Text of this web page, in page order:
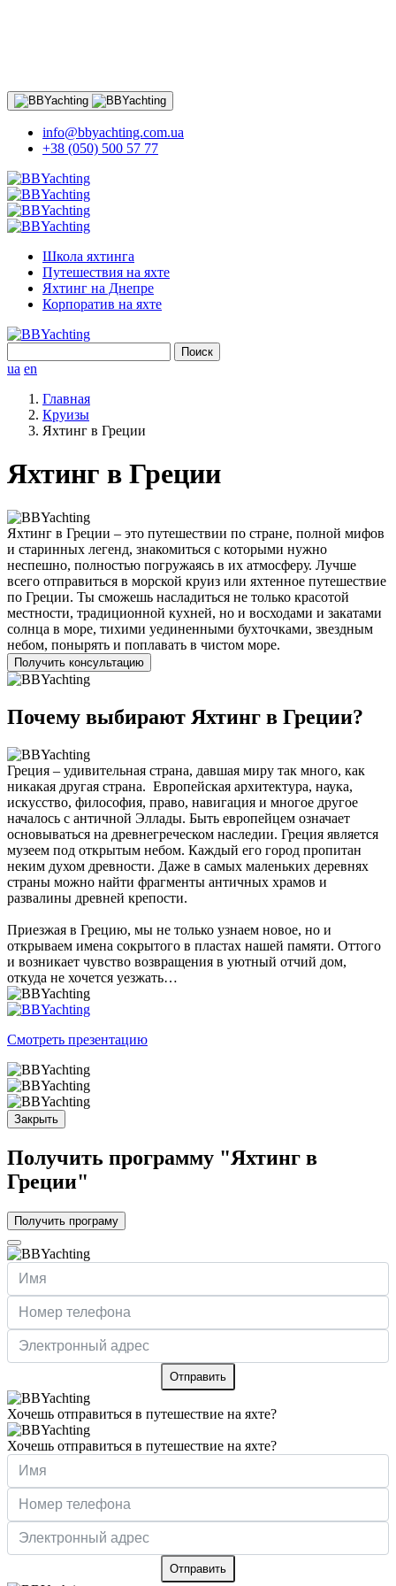
info@bbyachting.com.ua
+38 (050) 500 57 77
Школа яхтинга
Путешествия на яхте
Яхтинг на Днепре
Корпоратив на яхте
ua en
Главная
Круизы
Яхтинг в Греции
Яхтинг в Греции
Яхтинг в Греции – это путешествии по стране, полной мифов
и старинных легенд, знакомиться с которыми нужно
неспешно, полностью погружаясь в их атмосферу. Лучше
всего отправиться в морской круиз или яхтенное путешествие
по Греции. Ты сможешь насладиться не только красотой
местности, традиционной кухней, но и восходами и закатами
солнца в море, тихими уединенными бухточками, звездным
небом, понырять и поплавать в чистом море.
Получить консультацию
Почему выбирают Яхтинг в Греции?
Греция – удивительная страна, давшая миру так много, как
никакая другая страна. Европейская архитектура, наука,
искусство, философия, право, навигация и многое другое
началось с античной Эллады. Быть европейцем означает
основываться на древнегреческом наследии. Греция является
музеем под открытым небом. Каждый его город пропитан
неким духом древности. Даже в самых маленьких деревнях
страны можно найти фрагменты античных храмов и
развалины древней крепости.
Приезжая в Грецию, мы не только узнаем новое, но и
открываем имена сокрытого в пластах нашей памяти. Оттого
и возникает чувство возвращения в уютный отчий дом,
откуда не хочется уезжать…
Смотреть презентацию
Закрыть
Получить программу "Яхтинг в
Греции"
Получить програму
Отправить
Хочешь отправиться в путешествие на яхте?
Хочешь отправиться в путешествие на яхте?
Отправить